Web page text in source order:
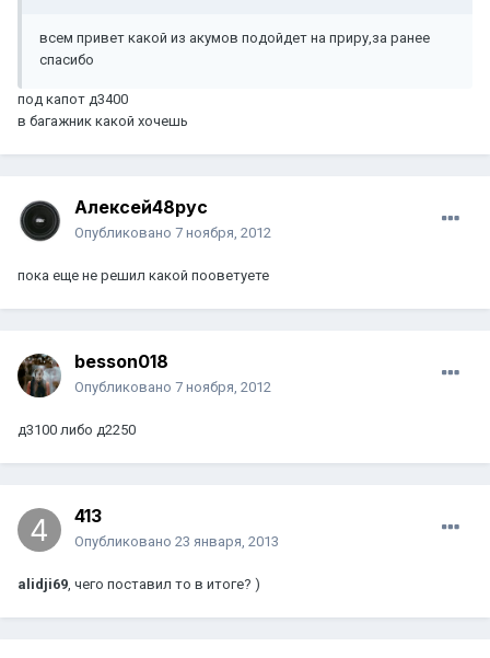
всем привет какой из акумов подойдет на приру,за ранее
спасибо
под капот д3400
в багажник какой хочешь
Алексей48рус
Опубликовано 7 ноября, 2012
пока еще не решил какой пооветуете
besson018
Опубликовано 7 ноября, 2012
д3100 либо д2250
413
Опубликовано 23 января, 2013
alidji69, чего поставил то в итоге? )